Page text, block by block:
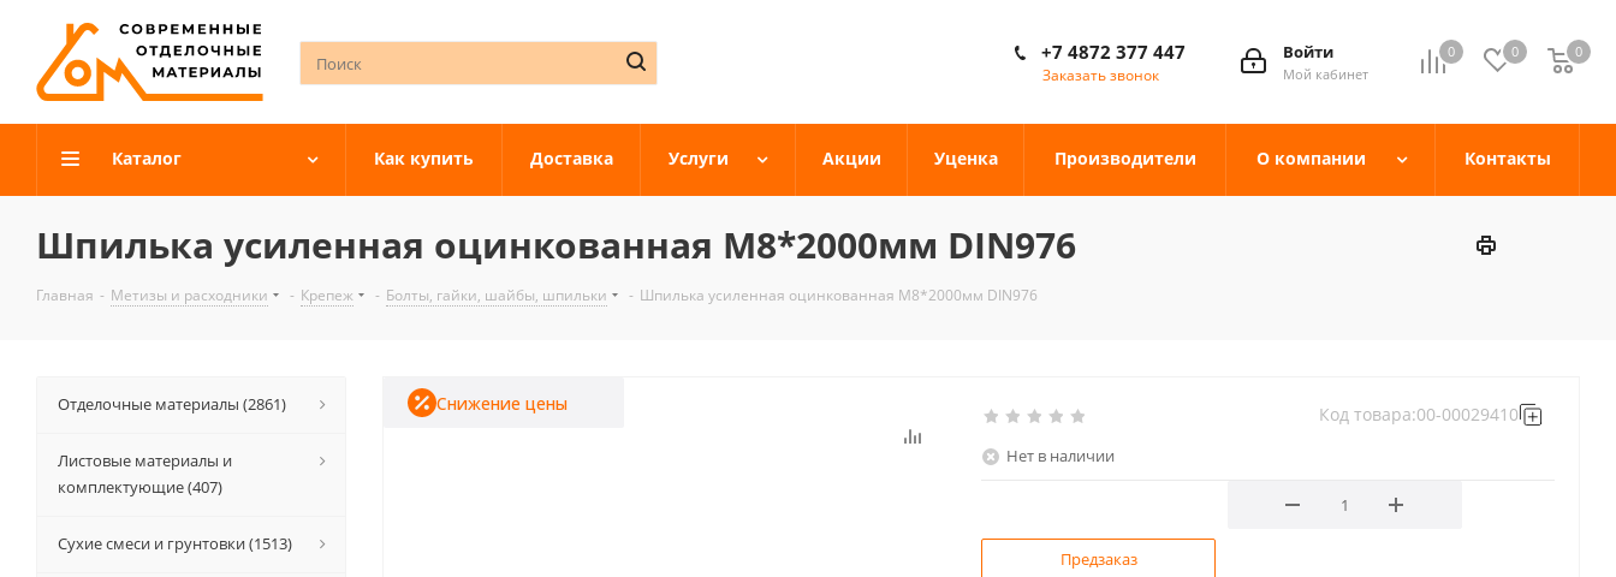
0 0 0
Войти
Мой кабинет
+7 4872 377 447
Заказать звонок
Каталог Как купить Доставка Услуги Акции Уценка Производители О компании Контакты
Шпилька усиленная оцинкованная М8*2000мм DIN976
Главная - Метизы и расходники - Крепеж - Болты, гайки, шайбы, шпильки - Шпилька усиленная оцинкованная М8*2000мм DIN976
Нет в наличии
Код товара:00-00029410
Снижение цены
Предзаказ
Отделочные материалы (2861)
Листовые материалы и
комплектующие (407)
Сухие смеси и грунтовки (1513)